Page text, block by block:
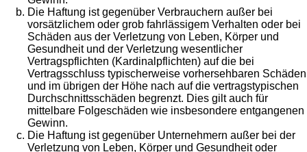
Die Haftung ist gegenüber Verbrauchern außer bei
vorsätzlichem oder grob fahrlässigem Verhalten oder bei
Schäden aus der Verletzung von Leben, Körper und
Gesundheit und der Verletzung wesentlicher
Vertragspflichten (Kardinalpflichten) auf die bei
Vertragsschluss typischerweise vorhersehbaren Schäden
und im übrigen der Höhe nach auf die vertragstypischen
Durchschnittsschäden begrenzt. Dies gilt auch für
mittelbare Folgeschäden wie insbesondere entgangenen
Gewinn.
Die Haftung ist gegenüber Unternehmern außer bei der
Verletzung von Leben, Körper und Gesundheit oder